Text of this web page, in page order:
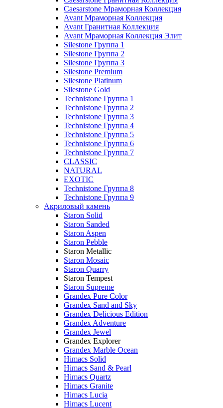
Caesarstone Мраморная Коллекция
Avant Мраморная Коллекция
Avant Гранитная Коллекция
Avant Мраморная Коллекция Элит
Silestone Группа 1
Silestone Группа 2
Silestone Группа 3
Silestone Premium
Silestone Platinum
Silestone Gold
Technistone Группа 1
Technistone Группа 2
Technistone Группа 3
Technistone Группа 4
Technistone Группа 5
Technistone Группа 6
Technistone Группа 7
CLASSIC
NATURAL
EXOTIC
Technistone Группа 8
Technistone Группа 9
Акриловый камень
Staron Solid
Staron Sanded
Staron Aspen
Staron Pebble
Staron Metallic
Staron Mosaic
Staron Quarry
Staron Tempest
Staron Supreme
Grandex Pure Color
Grandex Sand and Sky
Grandex Delicious Edition
Grandex Adventure
Grandex Jewel
Grandex Explorer
Grandex Marble Ocean
Himacs Solid
Himacs Sand & Pearl
Himacs Quartz
Himacs Granite
Himacs Lucia
Himacs Lucent